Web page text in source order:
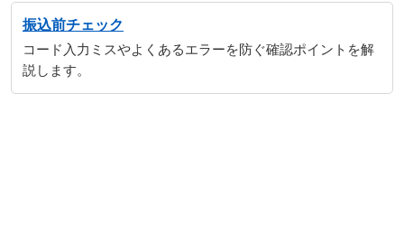
振込前チェック
コード入力ミスやよくあるエラーを防ぐ確認ポイントを解
説します。